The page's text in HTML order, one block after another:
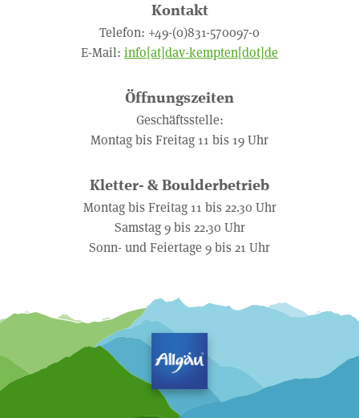
Kontakt
Telefon: +49-(0)831-570097-0
E-Mail: info[at]dav-kempten[dot]de
Öffnungszeiten
Geschäftsstelle:
Montag bis Freitag 11 bis 19 Uhr
Kletter- & Boulderbetrieb
Montag bis Freitag 11 bis 22.30 Uhr
Samstag 9 bis 22.30 Uhr
Sonn- und Feiertage 9 bis 21 Uhr